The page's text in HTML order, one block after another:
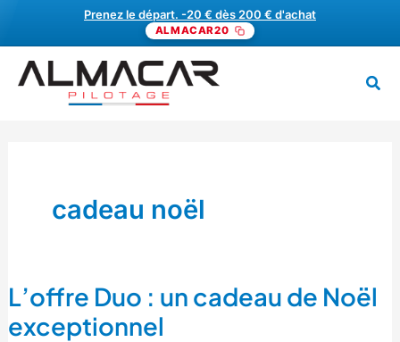
Prenez le départ. -20 € dès 200 € d'achat
ALMACAR20
contenu
cadeau noël
L’offre Duo : un cadeau de Noël
exceptionnel
L’offre